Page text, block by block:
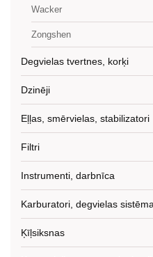
Wacker
Zongshen
Degvielas tvertnes, korķi
Dzinēji
Eļļas, smērvielas, stabilizatori
Filtri
Instrumenti, darbnīca
Karburatori, degvielas sistēma
Ķīļsiksnas